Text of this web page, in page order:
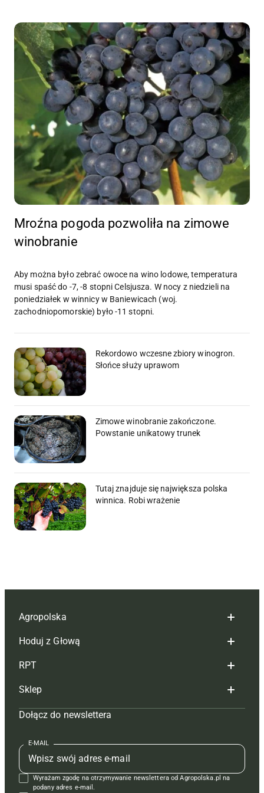
Mroźna pogoda pozwoliła na zimowe
winobranie
Aby można było zebrać owoce na wino lodowe, temperatura
musi spaść do -7, -8 stopni Celsjusza. W nocy z niedzieli na
poniedziałek w winnicy w Baniewicach (woj.
zachodniopomorskie) było -11 stopni.
Rekordowo wczesne zbiory winogron.
Słońce służy uprawom
Zimowe winobranie zakończone.
Powstanie unikatowy trunek
Tutaj znajduje się największa polska
winnica. Robi wrażenie
Agropolska
Redakcja
Reklama
Tagi
Mapa serwisu
Kontakt
Regulamin
Polityka prywatności
Hoduj z Głową
Hoduj z głową bydło
Hoduj z głową świnie
Prenumerata
Redakcja
Kontakt
Reklama
RPT
Redakcja
Prenumerata
Reklama
Kontakt
Krzyżówki
Sklep
Czasopisma i prenumerata
Książki
Regulamin
Dołącz do newslettera
E-MAIL
Wyrażam zgodę na otrzymywanie newslettera od Agropolska.pl na
podany adres e-mail.